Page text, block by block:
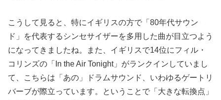
こうして見ると、特にイギリスの方で「80年代サウン
ド」を代表するシンセサイザーを多用した曲が目立つよう
になってきましたね。また、イギリスで14位にフィル・
コリンズの「In the Air Tonight」がランクインしていまし
て、こちらは「あの」ドラムサウンド、いわゆるゲートリ
バーブが際立っています。ということで「大きな転換点」